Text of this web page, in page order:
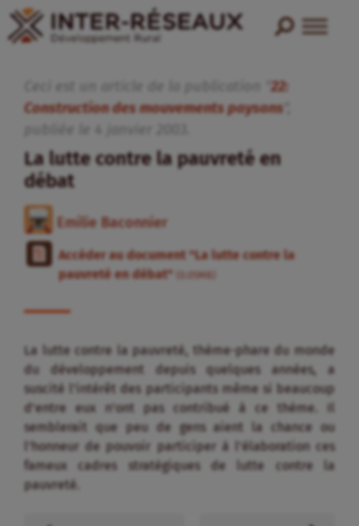
22:
Construction des mouvements paysans
La lutte contre la pauvreté en
débat
Emilie Baconnier
Accéder au document "La lutte contre la
pauvreté en débat"
(0.05MB)
La lutte contre la pauvreté, thème-phare du monde
du développement depuis quelques années, a
suscité l’intérêt des participants même si beaucoup
d’entre eux n’ont pas contribué à ce thème. Il
semblerait que peu de gens aient la chance ou
l’honneur de pouvoir participer à l’élaboration ces
fameux cadres stratégiques de lutte contre la
pauvreté.